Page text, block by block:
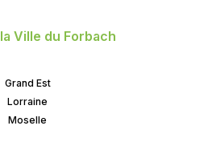
la Ville du Forbach
Grand Est
Lorraine
Moselle